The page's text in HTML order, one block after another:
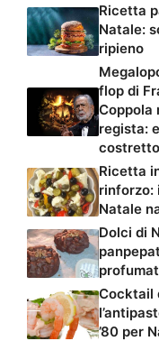
Ricetta
Natale:
ripieno
flop di
Coppola
regista:
Ricetta
rinforzo:
Natale
Dolci di
Cocktail
’80 per